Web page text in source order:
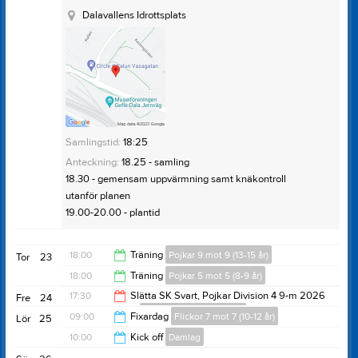
bandyplan(grus) i Linghed.
Kom ihåg springskor, fotbollsskor, benskydd
vattenflaska.
Dalavallens Idrottsplats
Samlingstid: 18:25
Anteckning: 18.25 - samling
18.30 - gemensam uppvärmning samt knäkontroll
utanför planen
19.00-20.00 - plantid
23
Tor 18:00 Träning Pojkar 9 mot 9 (13-15 år)
19:30
18:00 Träning Pojkar 5 mot 5 (8-9 år)
19:00
24
Fre 17:30
Slätta SK Svart, Pojkar Division 4 9-m 2026
(borta) Pojkar 9 mot 9 (13-15 år)
19:30
25
Lör 09:00 Fixardag Flickor 7 mot 7 (10-12 år)
10:00 Kick off Damlag